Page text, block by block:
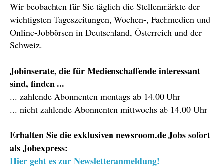
Wir beobachten für Sie täglich die Stellenmärkte der
wichtigsten Tageszeitungen, Wochen-, Fachmedien und
Online-Jobbörsen in Deutschland, Österreich und der
Schweiz.
Jobinserate, die für Medienschaffende interessant
sind, finden ...
... zahlende Abonnenten montags ab 14.00 Uhr
... nicht zahlende Abonnenten mittwochs ab 14.00 Uhr
Erhalten Sie die exklusiven newsroom.de Jobs sofort
als Jobexpress:
Hier geht es zur Newsletteranmeldung!